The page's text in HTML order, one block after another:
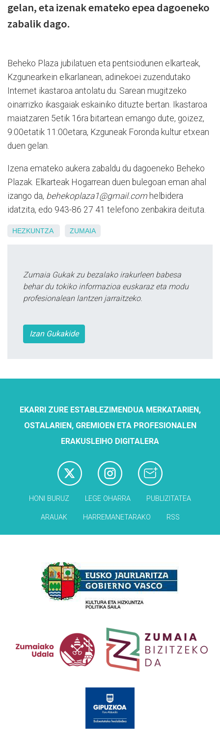
gelan, eta izenak emateko epea dagoeneko
zabalik dago.
Beheko Plaza jubilatuen eta pentsiodunen elkarteak,
Kzgunearkein elkarlanean, adinekoei zuzendutako
Internet ikastaroa antolatu du. Sarean mugitzeko
oinarrizko ikasgaiak eskainiko dituzte bertan. Ikastaroa
maiatzaren 5etik 16ra bitartean emango dute, goizez,
9:00etatik 11:00etara, Kzguneak Foronda kultur etxean
duen gelan.
Izena emateko aukera zabaldu du dagoeneko Beheko
Plazak. Elkarteak Hogarrean duen bulegoan eman ahal
izango da, behekoplaza1@gmail.com helbidera
idatzita, edo 943-86 27 41 telefono zenbakira deituta.
HEZKUNTZA ZUMAIA
Zumaia Gukak zu bezalako irakurleen babesa
behar du tokiko informazioa euskaraz eta modu
profesionalean lantzen jarraitzeko.
Izan Gukakide
EKARRI ZURE ESTABLEZIMENDUA MERKATARIEN,
OSTALARIEN, GREMIOEN ETA PROFESIONALEN
ERAKUSLEIHO DIGITALERA
HONI BURUZ LEGE OHARRA PUBLIZITATEA
ARAUAK HARREMANETARAKO RSS